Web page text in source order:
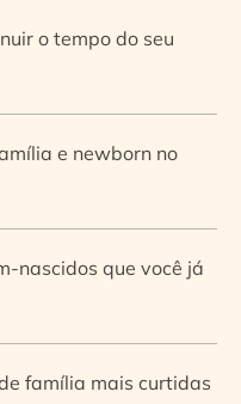
o tempo do seu
e newborn no
nascidos que você já
família mais curtidas